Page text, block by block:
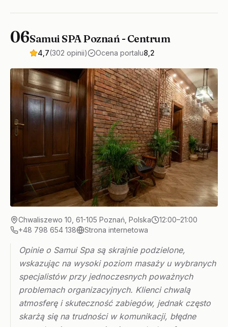
06Samui SPA Poznań - Centrum
4,7(302 opinii) Ocena portalu8,2
Chwaliszewo 10, 61-105 Poznań, Polska
12:00–21:00
+48 798 654 138
Strona internetowa
Opinie o Samui Spa są skrajnie podzielone,
wskazując na wysoki poziom masaży u wybranych
specjalistów przy jednoczesnych poważnych
problemach organizacyjnych. Klienci chwalą
atmosferę i skuteczność zabiegów, jednak często
skarżą się na trudności w komunikacji, błędne